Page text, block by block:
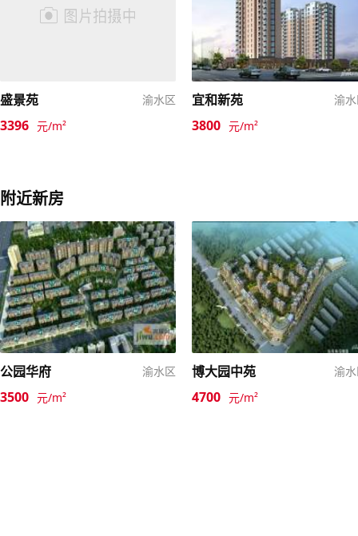
盛景苑 渝水区
3396 元/m²
宜和新苑 渝
3800 元/m²
附近新房
公园华府 渝水区
3500 元/m²
博大园中苑 渝
4700 元/m²